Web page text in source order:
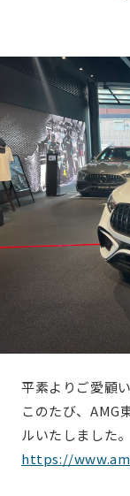
平素よりご愛顧
このたび、AMG
ルいたしました。
https://